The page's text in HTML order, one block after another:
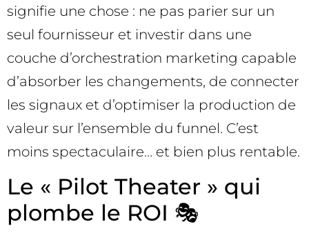
signifie une chose : ne pas parier sur un
seul fournisseur et investir dans une
couche d’orchestration marketing capable
d’absorber les changements, de connecter
les signaux et d’optimiser la production de
valeur sur l’ensemble du funnel. C’est
moins spectaculaire… et bien plus rentable.
Le « Pilot Theater » qui
plombe le ROI 🎭